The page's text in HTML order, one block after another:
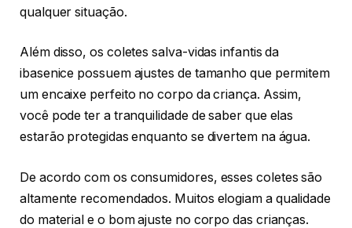
qualquer situação.
Além disso, os coletes salva-vidas infantis da
ibasenice possuem ajustes de tamanho que permitem
um encaixe perfeito no corpo da criança. Assim,
você pode ter a tranquilidade de saber que elas
estarão protegidas enquanto se divertem na água.
De acordo com os consumidores, esses coletes são
altamente recomendados. Muitos elogiam a qualidade
do material e o bom ajuste no corpo das crianças.